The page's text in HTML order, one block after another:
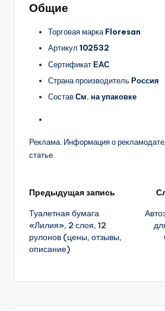
Общие
Торговая маркаFloresan
Артикул 102532
СертификатЕАС
Страна производительРоссия
СоставСм. на упаковке
Реклама. Информация о
статье.
Навигация
записи
Предыдущая запись
Туалетная бумага
«Лилия», 2 слоя, 12
рулонов (цены, отзывы,
описание)